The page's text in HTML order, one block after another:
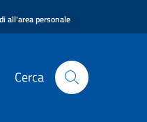
all'area personale
Cerca